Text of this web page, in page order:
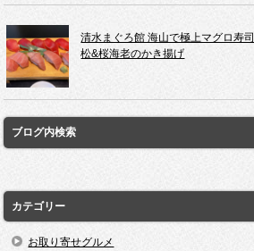
清水まぐろ館 海山で極上マグロ寿司
松&桜海老のかき揚げ
ブログ内検索
カテゴリー
お取り寄せグルメ